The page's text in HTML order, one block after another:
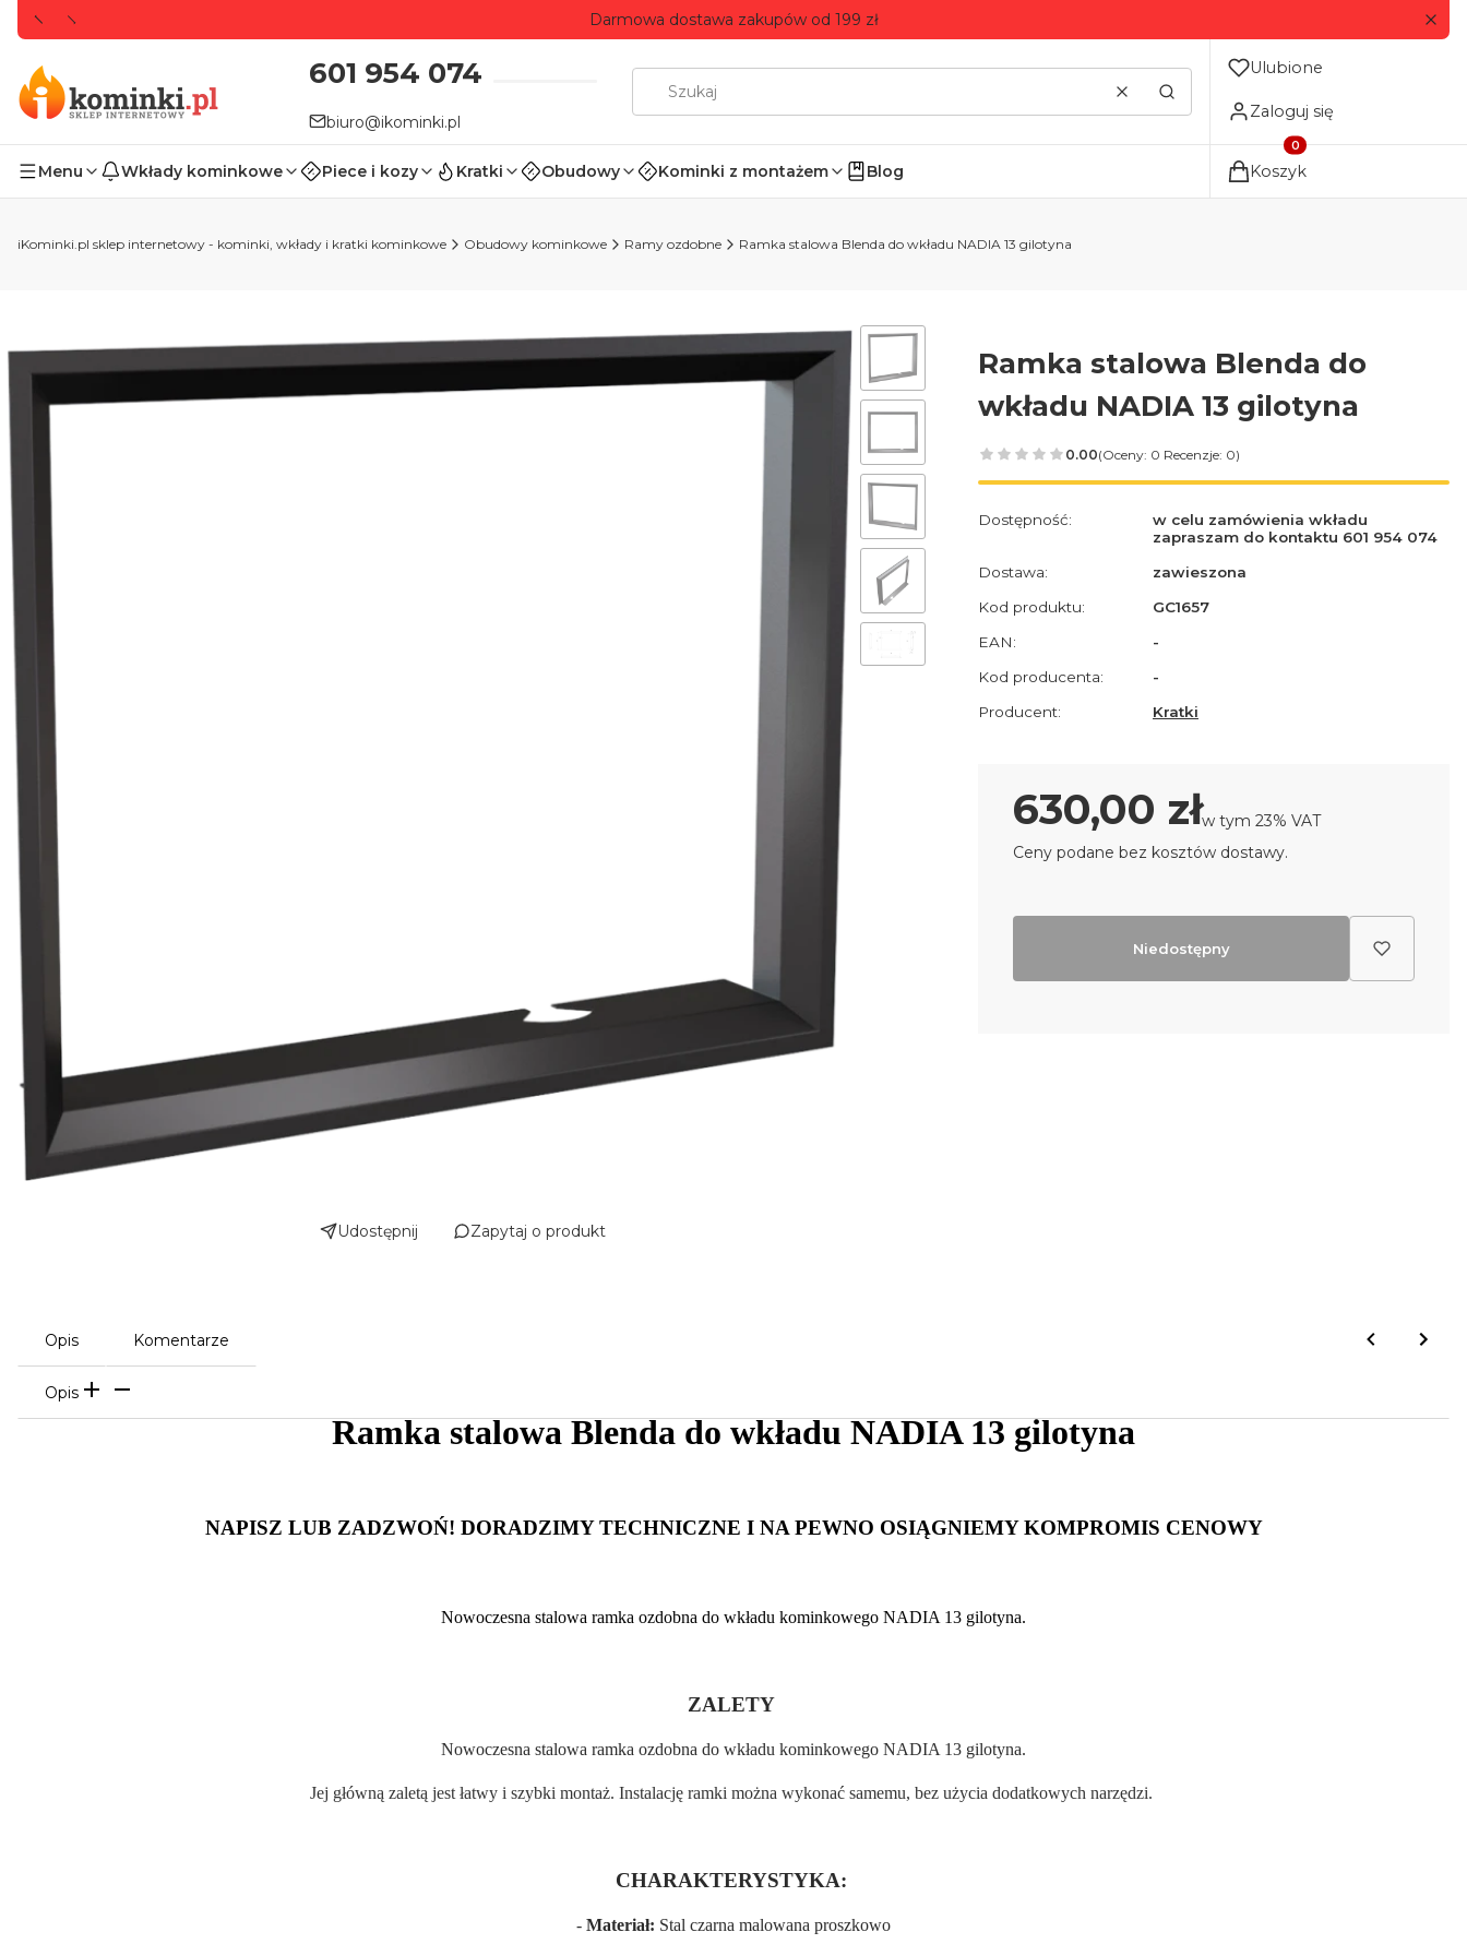
Darmowa dostawa zakupów od 199 zł
601 954 074
biuro@ikominki.pl
WyczyśćSzukaj
Ulubione
Zaloguj się
Menu Wkłady kominkowe Piece i kozy Kratki Obudowy Kominki z montażem Blog
Produkty w koszyku: 0.
Koszyk
iKominki.pl sklep internetowy - kominki, wkłady i kratki kominkowe Obudowy kominkowe Ramy ozdobne Ramka stalowa Blenda do wkładu NADIA 13 gilotyna
Udostępnij Zapytaj o produkt
Ramka stalowa Blenda do
wkładu NADIA 13 gilotyna
0.00(Oceny: 0 Recenzje: 0)
Dostępność:
w celu zamówienia wkładu
zapraszam do kontaktu 601 954 074
Dostawa:
zawieszona
Kod produktu:
GC1657
EAN:
-
Kod producenta:
-
Producent:
Kratki
Cena
630,00 złw tym 23% VAT
w tym 23% VAT
Ceny podane bez kosztów dostawy.
Niedostępny
Opis Komentarze
Opis
Ramka stalowa Blenda do wkładu NADIA 13 gilotyna
NAPISZ LUB ZADZWOŃ! DORADZIMY TECHNICZNE I NA PEWNO OSIĄGNIEMY KOMPROMIS CENOWY
Nowoczesna stalowa ramka ozdobna do wkładu kominkowego NADIA 13 gilotyna.
ZALETY
Nowoczesna stalowa ramka ozdobna do wkładu kominkowego NADIA 13 gilotyna.
Jej główną zaletą jest łatwy i szybki montaż. Instalację ramki można wykonać samemu, bez użycia dodatkowych narzędzi.
CHARAKTERYSTYKA:
- Materiał: Stal czarna malowana proszkowo